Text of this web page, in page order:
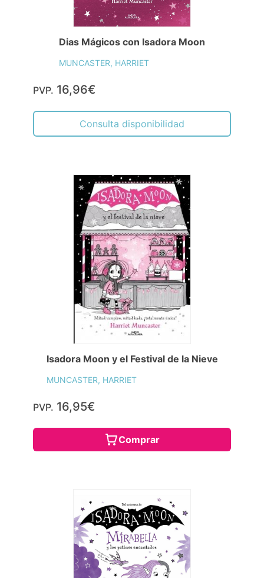
Dias Mágicos con Isadora Moon
MUNCASTER, HARRIET
PVP. 16,96€
Consulta disponibilidad
Isadora Moon y el Festival de la Nieve
MUNCASTER, HARRIET
PVP. 16,95€
Comprar